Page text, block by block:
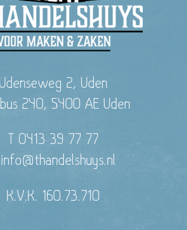
2, Uden
240, 5400 AE Uden
T 0413 39 77 77
K.V.K. 160.73.710